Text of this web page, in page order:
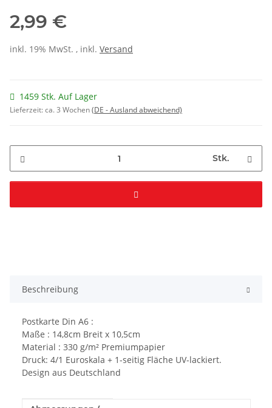
2,99 €
inkl. 19% MwSt. , inkl. Versand
1459 Stk. Auf Lager
Lieferzeit:ca. 3 Wochen(DE - Ausland abweichend)
Stk.
Beschreibung
Postkarte Din A6 :
Maße : 14,8cm Breit x 10,5cm
Material : 330 g/m² Premiumpapier
Druck: 4/1 Euroskala + 1-seitig Fläche UV-lackiert.
Design aus Deutschland